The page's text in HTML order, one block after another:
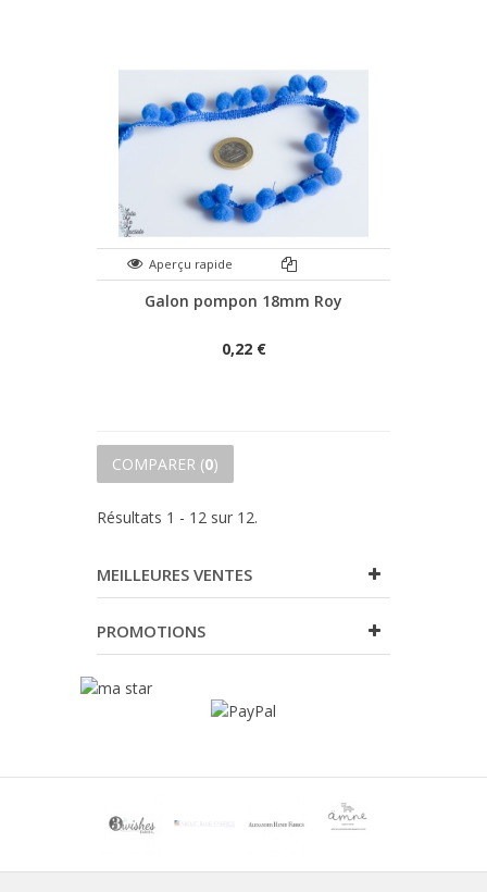
Aperçu rapide
Galon pompon 18mm Roy
0,22 €
COMPARER (0)
Résultats 1 - 12 sur 12.
MEILLEURES VENTES
PROMOTIONS